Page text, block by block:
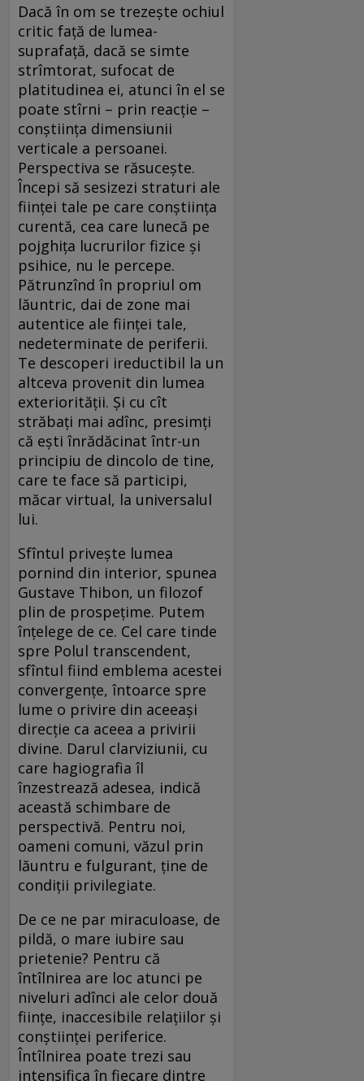
Dacă în om se trezeşte ochiul
critic faţă de lumea-
suprafaţă, dacă se simte
strîmtorat, sufocat de
platitudinea ei, atunci în el se
poate stîrni – prin reacţie –
conştiinţa dimensiunii
verticale a persoanei.
Perspectiva se răsuceşte.
Începi să sesizezi straturi ale
fiinţei tale pe care conştiinţa
curentă, cea care lunecă pe
pojghiţa lucrurilor fizice şi
psihice, nu le percepe.
Pătrunzînd în propriul om
lăuntric, dai de zone mai
autentice ale fiinţei tale,
nedeterminate de periferii.
Te descoperi ireductibil la un
altceva provenit din lumea
exteriorităţii. Şi cu cît
străbaţi mai adînc, presimţi
că eşti înrădăcinat într-un
principiu de dincolo de tine,
care te face să participi,
măcar virtual, la universalul
lui.
Sfîntul priveşte lumea
pornind din interior, spunea
Gustave Thibon, un filozof
plin de prospeţime. Putem
înţelege de ce. Cel care tinde
spre Polul transcendent,
sfîntul fiind emblema acestei
convergenţe, întoarce spre
lume o privire din aceeaşi
direcţie ca aceea a privirii
divine. Darul clarviziunii, cu
care hagio­grafia îl
înzestrează adesea, indică
această schimbare de
perspectivă. Pentru noi,
oameni comuni, văzul prin
lăuntru e fulgurant, ţine de
condiţii privilegiate.
De ce ne par miraculoase, de
pildă, o mare iubire sau
prietenie? Pentru că
întîlnirea are loc atunci pe
niveluri adînci ale celor două
fiinţe, inaccesibile relaţiilor şi
conştiinţei periferice.
Întîlnirea poate trezi sau
intensifica în fiecare dintre